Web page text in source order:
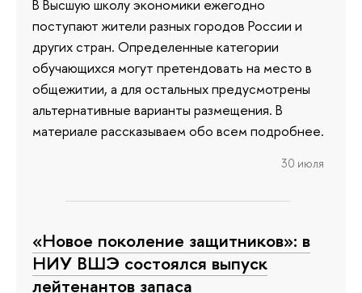
В Высшую школу экономики ежегодно
поступают жители разных городов России и
других стран. Определенные категории
обучающихся могут претендовать на место в
общежитии, а для остальных предусмотрены
альтернативные варианты размещения. В
материале рассказываем обо всем подробнее.
30 июля
«Новое поколение защитников»: в
НИУ ВШЭ состоялся выпуск
лейтенантов запаса